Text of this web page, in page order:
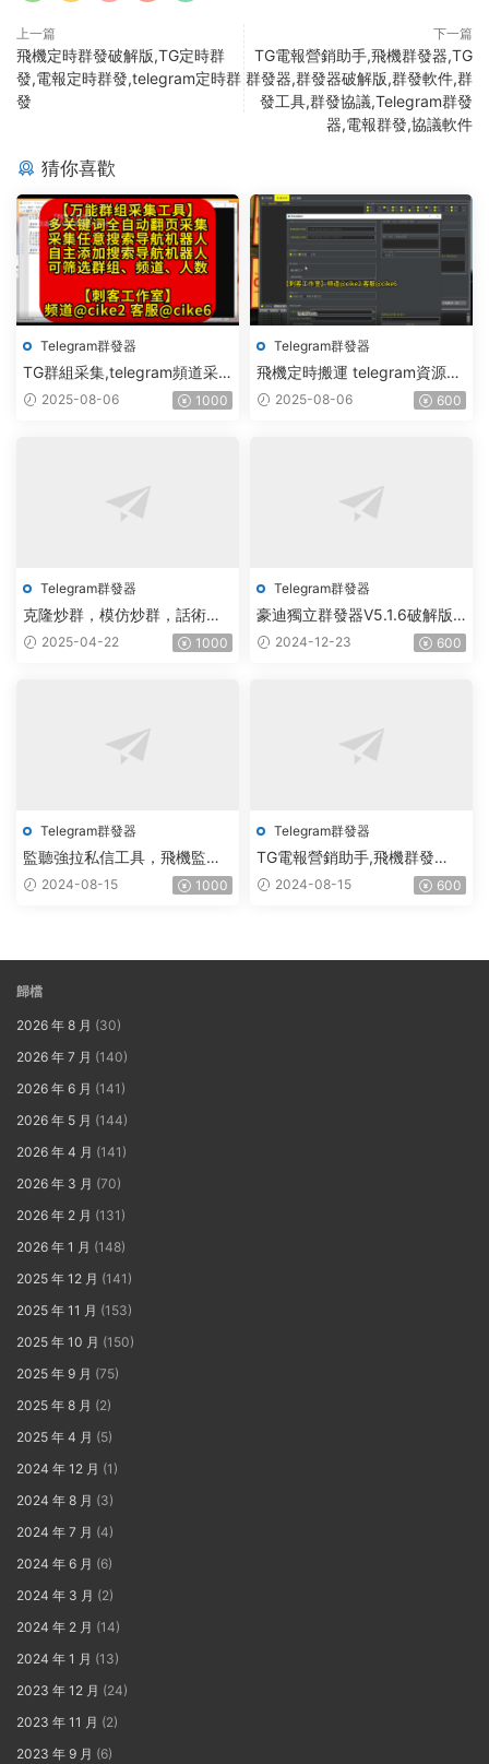
上一篇
飛機定時群發破解版,TG定時群
發,電報定時群發,telegram定時群
發
下一篇
TG電報營銷助手,飛機群發器,TG
群發器,群發器破解版,群發軟件,群
發工具,群發協議,Telegram群發
器,電報群發,協議軟件
猜你喜歡
Telegram群發器
TG群組采集,telegram頻道采
集,電報群鏈接采集,飛機頻道鏈
接采集,群組采集,頻道采集,群
2025-08-06 1000
Telegram群發器
飛機定時搬運 telegram資源搬
運 TG頻道搬運 電報頻道克隆
2025-08-06 600
Telegram群發器
克隆炒群，模仿炒群，話術炒
群，跟發炒群，自動炒群 破解
版 – 群發器 群發軟件 TG群發
2025-04-22 1000
Telegram群發器
豪迪獨立群發器V5.1.6破解版 –
飛機群發器,TG群發器,群發器
破解版,群發軟件,群發工具,群
2024-12-23 600
Telegram群發器
監聽強拉私信工具，飛機監
聽，飛機監聽強拉，飛機監聽
2024-08-15 1000
Telegram群發器
TG電報營銷助手,飛機群發
器,TG群發器,群發器破解版,群
發軟件,群發工具,群發協
2024-08-15 600
歸檔
2026 年 8 月 (30)
2026 年 7 月 (140)
2026 年 6 月 (141)
2026 年 5 月 (144)
2026 年 4 月 (141)
2026 年 3 月 (70)
2026 年 2 月 (131)
2026 年 1 月 (148)
2025 年 12 月 (141)
2025 年 11 月 (153)
2025 年 10 月 (150)
2025 年 9 月 (75)
2025 年 8 月 (2)
2025 年 4 月 (5)
2024 年 12 月 (1)
2024 年 8 月 (3)
2024 年 7 月 (4)
2024 年 6 月 (6)
2024 年 3 月 (2)
2024 年 2 月 (14)
2024 年 1 月 (13)
2023 年 12 月 (24)
2023 年 11 月 (2)
2023 年 9 月 (6)